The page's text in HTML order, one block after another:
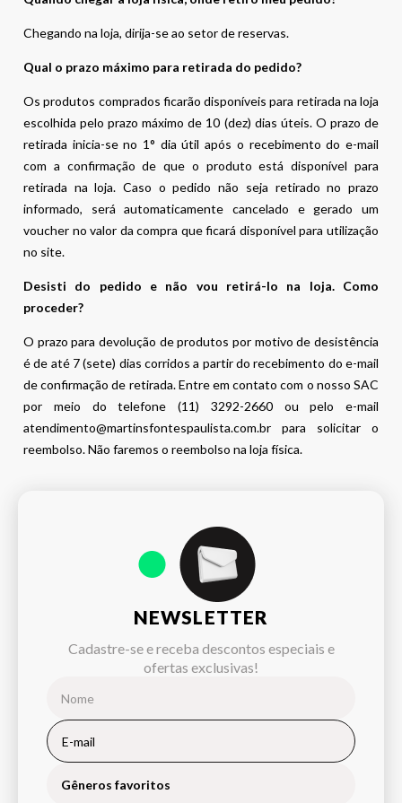
Chegando na loja, dirija-se ao setor de reservas.
Qual o prazo máximo para retirada do pedido?
Os produtos comprados ficarão disponíveis para retirada na loja
escolhida pelo prazo máximo de 10 (dez) dias úteis. O prazo de
retirada inicia-se no 1° dia útil após o recebimento do e-mail
com a confirmação de que o produto está disponível para
retirada na loja. Caso o pedido não seja retirado no prazo
informado, será automaticamente cancelado e gerado um
voucher no valor da compra que ficará disponível para utilização
no site.
Desisti do pedido e não vou retirá-lo na loja. Como
proceder?
O prazo para devolução de produtos por motivo de desistência
é de até 7 (sete) dias corridos a partir do recebimento do e-mail
de confirmação de retirada. Entre em contato com o nosso SAC
por meio do telefone (11) 3292-2660 ou pelo e-mail
atendimento@martinsfontespaulista.com.br para solicitar o
reembolso. Não faremos o reembolso na loja física.
NEWSLETTER
Cadastre-se e receba descontos especiais e
ofertas exclusivas!
Gêneros favoritos